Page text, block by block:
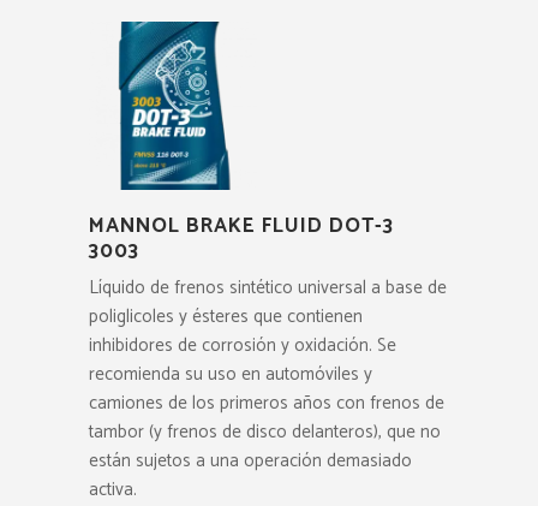
MANNOL BRAKE FLUID DOT-3
3003
Líquido de frenos sintético universal a base de
poliglicoles y ésteres que contienen
inhibidores de corrosión y oxidación. Se
recomienda su uso en automóviles y
camiones de los primeros años con frenos de
tambor (y frenos de disco delanteros), que no
están sujetos a una operación demasiado
activa.